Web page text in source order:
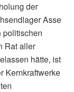
der
Asse
politischen
Rat aller
hätte, ist
Kernkraftwerke